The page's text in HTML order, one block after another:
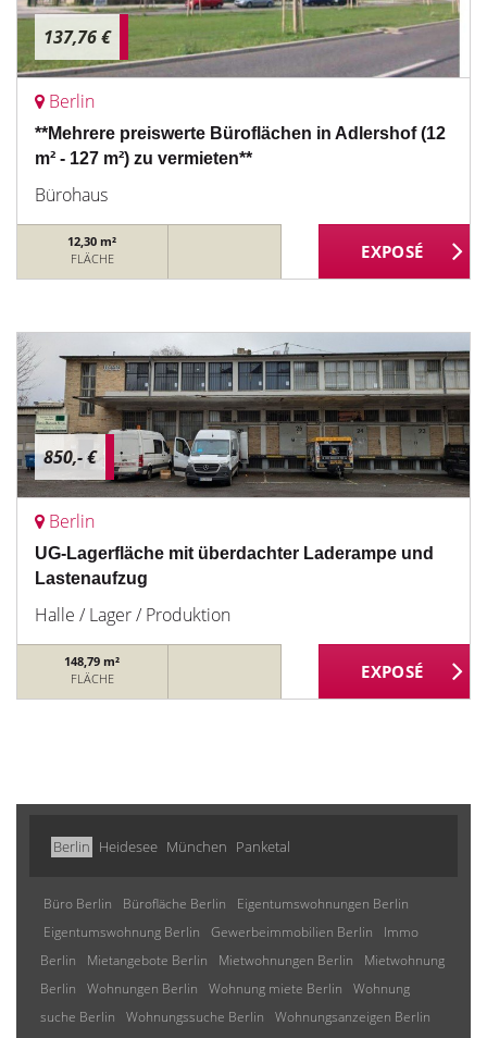
137,76 €
Berlin
**Mehrere preiswerte Büroflächen in Adlershof (12
m² - 127 m²) zu vermieten**
Bürohaus
12,30 m²
FLÄCHE
850,- €
Berlin
UG-Lagerfläche mit überdachter Laderampe und
Lastenaufzug
Halle / Lager / Produktion
148,79 m²
FLÄCHE
Berlin Heidesee München Panketal
Büro Berlin Bürofläche Berlin
Eigentumswohnungen Berlin
Eigentumswohnung Berlin
Gewerbeimmobilien Berlin
Immo
Berlin
Mietangebote Berlin Mietwohnungen Berlin
Mietwohnung
Berlin
Wohnungen Berlin Wohnung miete Berlin
Wohnung
suche Berlin
Wohnungssuche Berlin
Wohnungsanzeigen Berlin